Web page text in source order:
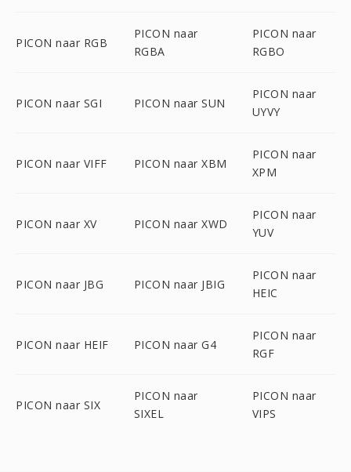
PICON naar RGB
PICON naar
RGBA
PICON naar
RGBO
PICON naar SGI PICON naar SUN
PICON naar
UYVY
PICON naar VIFF PICON naar XBM
PICON naar
XPM
PICON naar XV PICON naar XWD
PICON naar
YUV
PICON naar JBG PICON naar JBIG
PICON naar
HEIC
PICON naar HEIF PICON naar G4
PICON naar
RGF
PICON naar SIX
PICON naar
SIXEL
PICON naar
VIPS